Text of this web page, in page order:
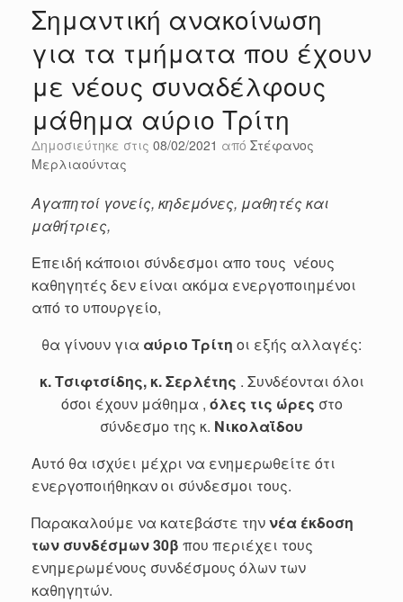
Σημαντική ανακοίνωση
για τα τμήματα που έχουν
με νέους συναδέλφους
μάθημα αύριο Τρίτη
Δημοσιεύτηκε στις 08/02/2021 από Στέφανος
Μερλιαούντας
Αγαπητοί γονείς, κηδεμόνες, μαθητές και
μαθήτριες,
Επειδή κάποιοι σύνδεσμοι απο τους νέους
καθηγητές δεν είναι ακόμα ενεργοποιημένοι
από το υπουργείο,
θα γίνουν για αύριο Τρίτη οι εξής αλλαγές:
κ. Τσιφτσίδης, κ. Σερλέτης . Συνδέονται όλοι
όσοι έχουν μάθημα , όλες τις ώρες στο
σύνδεσμο της κ. Νικολαΐδου
Αυτό θα ισχύει μέχρι να ενημερωθείτε ότι
ενεργοποιήθηκαν οι σύνδεσμοι τους.
Παρακαλούμε να κατεβάστε τηννέα έκδοση
των συνδέσμων 30β που περιέχει τους
ενημερωμένους συνδέσμους όλων των
καθηγητών.